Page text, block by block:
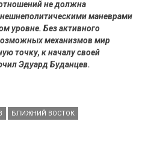
не должна
маневрами
уровне. Без активного
механизмов мир
точку, к началу своей
Эдуард Буданцев.
БЛИЖНИЙ ВОСТОК